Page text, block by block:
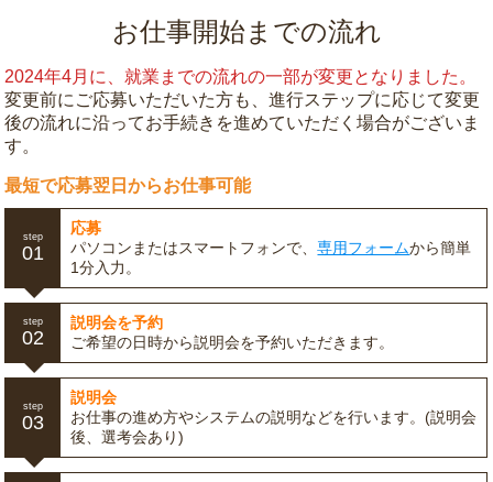
お仕事開始までの流れ
2024年4月に、就業までの流れの一部が変更となりました。
変更前にご応募いただいた方も、進行ステップに応じて変更
後の流れに沿ってお手続きを進めていただく場合がございま
す。
最短で応募翌日からお仕事可能
step
01
応募
パソコンまたはスマートフォンで、専用フォームから簡単
1分入力。
step
02
説明会を予約
ご希望の日時から説明会を予約いただきます。
step
03
説明会
お仕事の進め方やシステムの説明などを行います。(説明会
後、選考会あり)